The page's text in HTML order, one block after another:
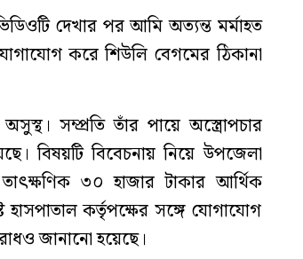
দেখার পর আমি অত্যন্ত মর্মাহত
করে শিউলি বেগমের ঠিকানা
সম্প্রতি তাঁর পায়ে অস্ত্রোপচার
বিষয়টি বিবেচনায় নিয়ে উপজেলা
৩০ হাজার টাকার আর্থিক
হাসপাতাল কর্তৃপক্ষের সঙ্গে যোগাযোগ
জানানো হয়েছে।